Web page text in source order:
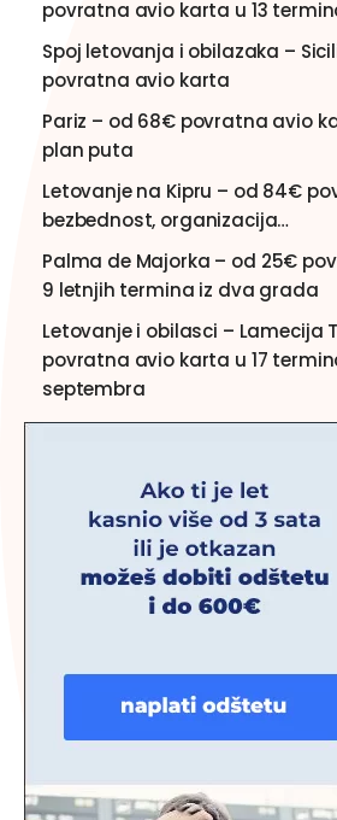
povratna avio karta u 13
Spoj letovanja i obilazaka –
povratna avio karta
Pariz – od 68€ povratna avio
plan puta
Letovanje na Kipru – od 84€
bezbednost, organizacija…
Palma de Majorka – od 25€
9 letnjih termina iz dva grada
Letovanje i obilasci – Lamecija
povratna avio karta u 17
septembra